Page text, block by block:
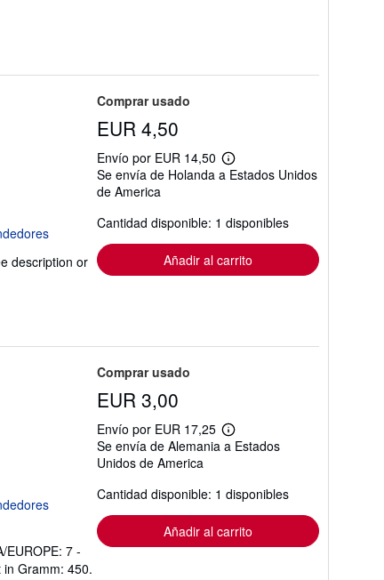
description or
Comprar usado
EUR 4,50
Envío por EUR 14,50
Más
información
tarifas
de
envío
Se envía de Holanda a Estados Unidos
de America
Cantidad disponible: 1 disponibles
Añadir al carrito
EUROPE: 7 -
in Gramm: 450.
Comprar usado
EUR 3,00
Envío por EUR 17,25
Más
información
tarifas
de
envío
Se envía de Alemania a Estados
Unidos de America
Cantidad disponible: 1 disponibles
Añadir al carrito